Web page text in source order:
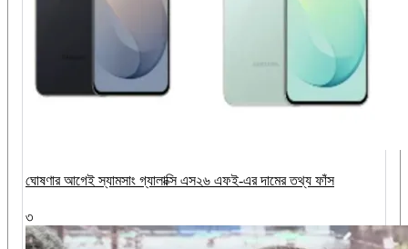
ঘোষণার আগেই স্যামসাং গ্যালাক্সি এস২৬ এফই-এর দামের তথ্য ফাঁস
৩